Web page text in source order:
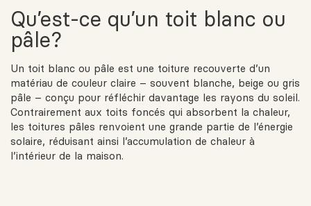
Qu’est-ce qu’un toit blanc ou
pâle?
Un toit blanc ou pâle est une toiture recouverte d’un
matériau de couleur claire – souvent blanche, beige ou gris
pâle – conçu pour réfléchir davantage les rayons du soleil.
Contrairement aux toits foncés qui absorbent la chaleur,
les toitures pâles renvoient une grande partie de l’énergie
solaire, réduisant ainsi l’accumulation de chaleur à
l’intérieur de la maison.